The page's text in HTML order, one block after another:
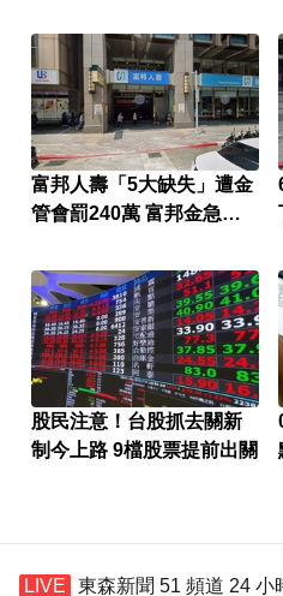
富邦人壽「5大缺失」遭金
管會罰240萬 富邦金急發
股民注意！台股抓去關新
制今上路 9檔股票提前出關
東森新聞 51 頻道 24 小